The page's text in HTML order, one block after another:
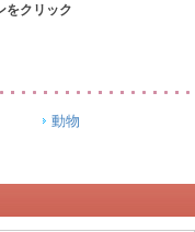
をクリック
動物